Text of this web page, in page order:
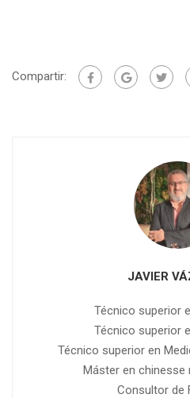
Compartir:
JAVIER
Técnico superior
Técnico superior
Técnico superior en
Máster en chinesse
Consultor de